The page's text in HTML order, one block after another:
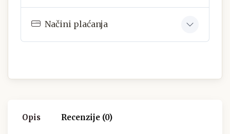
Načini plaćanja
Opis Recenzije (0)